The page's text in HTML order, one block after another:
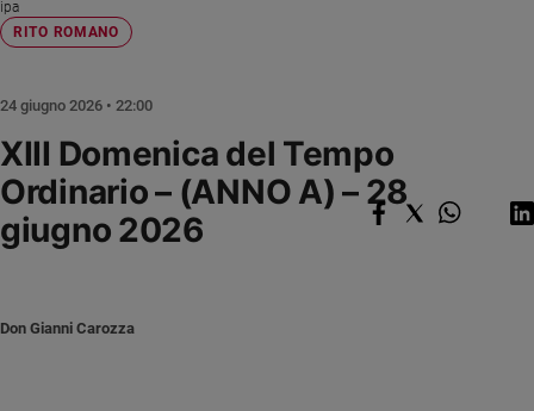
Chiesa
e
Devozione
e
giorno
RITO ROMANO
XIII Domenica del Tempo
Ordinario – (ANNO A) – 28
giugno 2026
ipa
Don Gianni Carozza
24 giugno 2026 • 22:00